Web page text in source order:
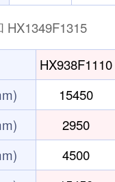
HX1349F1315
HX938F1110
15450
2950
4500